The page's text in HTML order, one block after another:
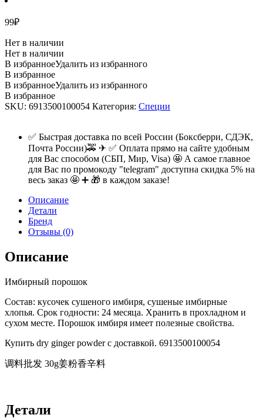
99₽
Нет в наличии
Нет в наличии
В избранноеУдалить из избранного
В избранное
В избранноеУдалить из избранного
В избранное
SKU: 6913500100054 Категория: Специи
✅ Быстрая доставка по всей России (Боксберри, СДЭК,
Почта России)🚕 ✈ ✅ Оплата прямо на сайте удобным
для Вас способом (СБП, Мир, Visa) 🤩 А самое главное
для Вас по промокоду "telegram" доступна скидка 5% на
весь заказ 🤩 ➕ 🎁 в каждом заказе!
Описание
Детали
Бренд
Отзывы (0)
Описание
Имбирный порошок
Состав: кусочек сушеного имбиря, сушеные имбирные
хлопья. Срок годности: 24 месяца. Хранить в прохладном и
сухом месте. Порошок имбиря имеет полезные свойства.
Купить dry ginger powder с доставкой. 6913500100054
调料批发 30g姜粉香辛料
Детали